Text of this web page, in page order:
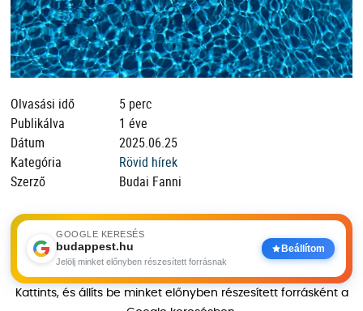
Olvasási idő
5 perc
Publikálva
1 éve
Dátum
2025.06.25
Kategória
Rövid hírek
Szerző
Budai Fanni
GOOGLE KERESÉS
budappest.hu
Jelölj minket előnyben részesített forrásnak
Beállítom
Kattints, és állíts be minket előnyben részesített forrásként a